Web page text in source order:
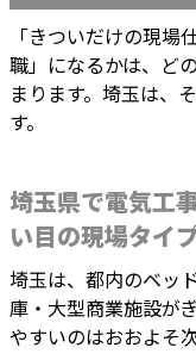
「きついだけの現
職」になるかは、ど
まります。埼玉は、
す。
埼玉県で電気工
い目の現場タイ
埼玉は、都内のベッ
庫・大型商業施設が
やすいのはおおよそ